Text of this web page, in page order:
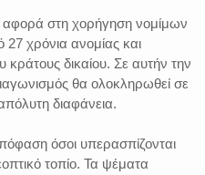
στη χορήγηση νομίμων
χρόνια ανομίας και
δικαίου. Σε αυτήν την
θα ολοκληρωθεί σε
διαφάνεια.
όσοι υπερασπίζονται
τοπίο. Τα ψέματα